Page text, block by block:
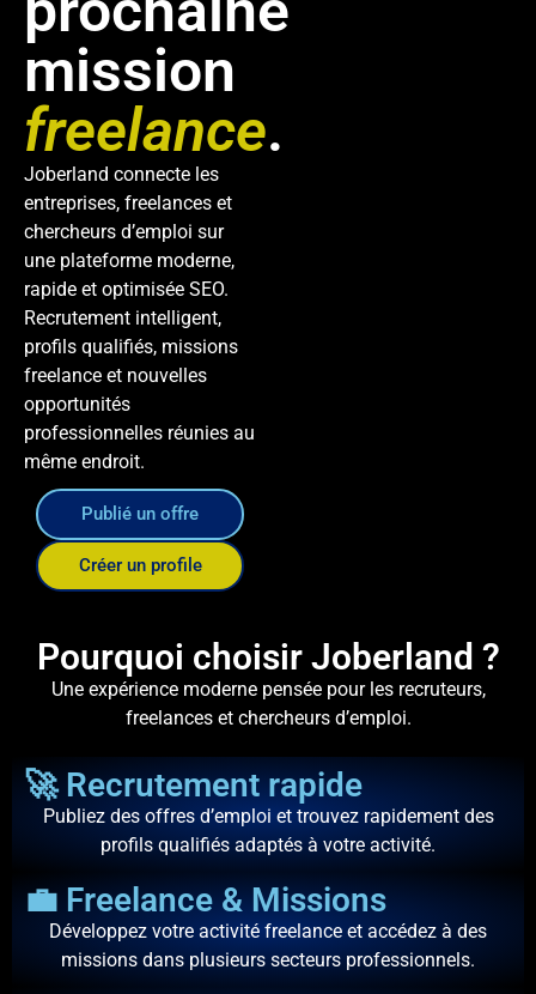
mission
freelance.
Joberland connecte les
entreprises, freelances et
chercheurs d’emploi sur
une plateforme moderne,
rapide et optimisée SEO.
Recrutement intelligent,
profils qualifiés, missions
freelance et nouvelles
opportunités
professionnelles réunies au
même endroit.
Publié un offre
Créer un profile
Pourquoi choisir Joberland ?
Une expérience moderne pensée pour les recruteurs,
freelances et chercheurs d’emploi.
🚀 Recrutement rapide
Publiez des offres d’emploi et trouvez rapidement des
profils qualifiés adaptés à votre activité.
💼 Freelance & Missions
Développez votre activité freelance et accédez à des
missions dans plusieurs secteurs professionnels.